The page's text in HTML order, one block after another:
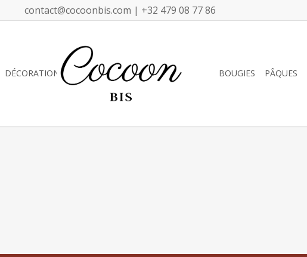
contact@cocoonbis.com | +32 479 08 77 86
DÉCORATION BOUGIES PÂQUES